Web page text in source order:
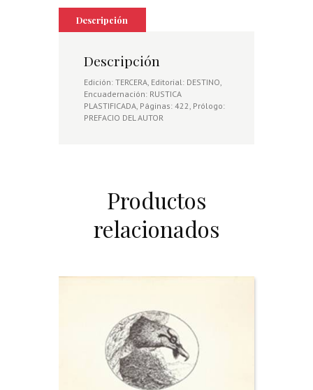
ESPECIES
cantidadDescripción
Descripción
Edición: TERCERA, Editorial: DESTINO,
Encuadernación: RUSTICA
PLASTIFICADA, Páginas: 422, Prólogo:
PREFACIO DEL AUTOR
Productos
relacionados